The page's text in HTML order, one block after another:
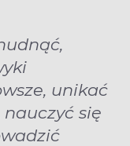
unikać
się